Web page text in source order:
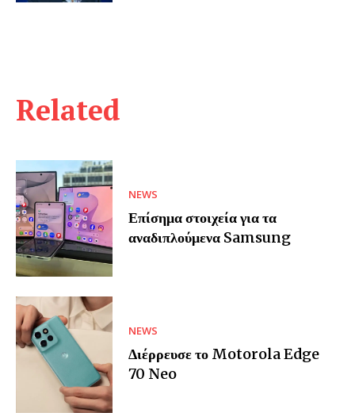
Related
NEWS
Επίσημα στοιχεία για τα
αναδιπλούμενα Samsung
NEWS
Διέρρευσε το Motorola Edge
70 Neo